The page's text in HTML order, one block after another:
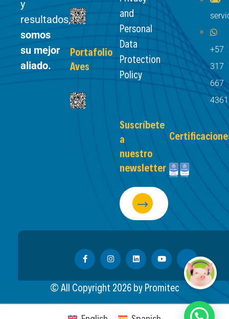
y
resultados,
somos
su mejor
aliado.
Portafolio
Aves
and
Personal
Data
Protection
Policy
Suscríbete
a
nuestro
newsletter
+57
317
667
4361
© All Copyright 2026by Promitec